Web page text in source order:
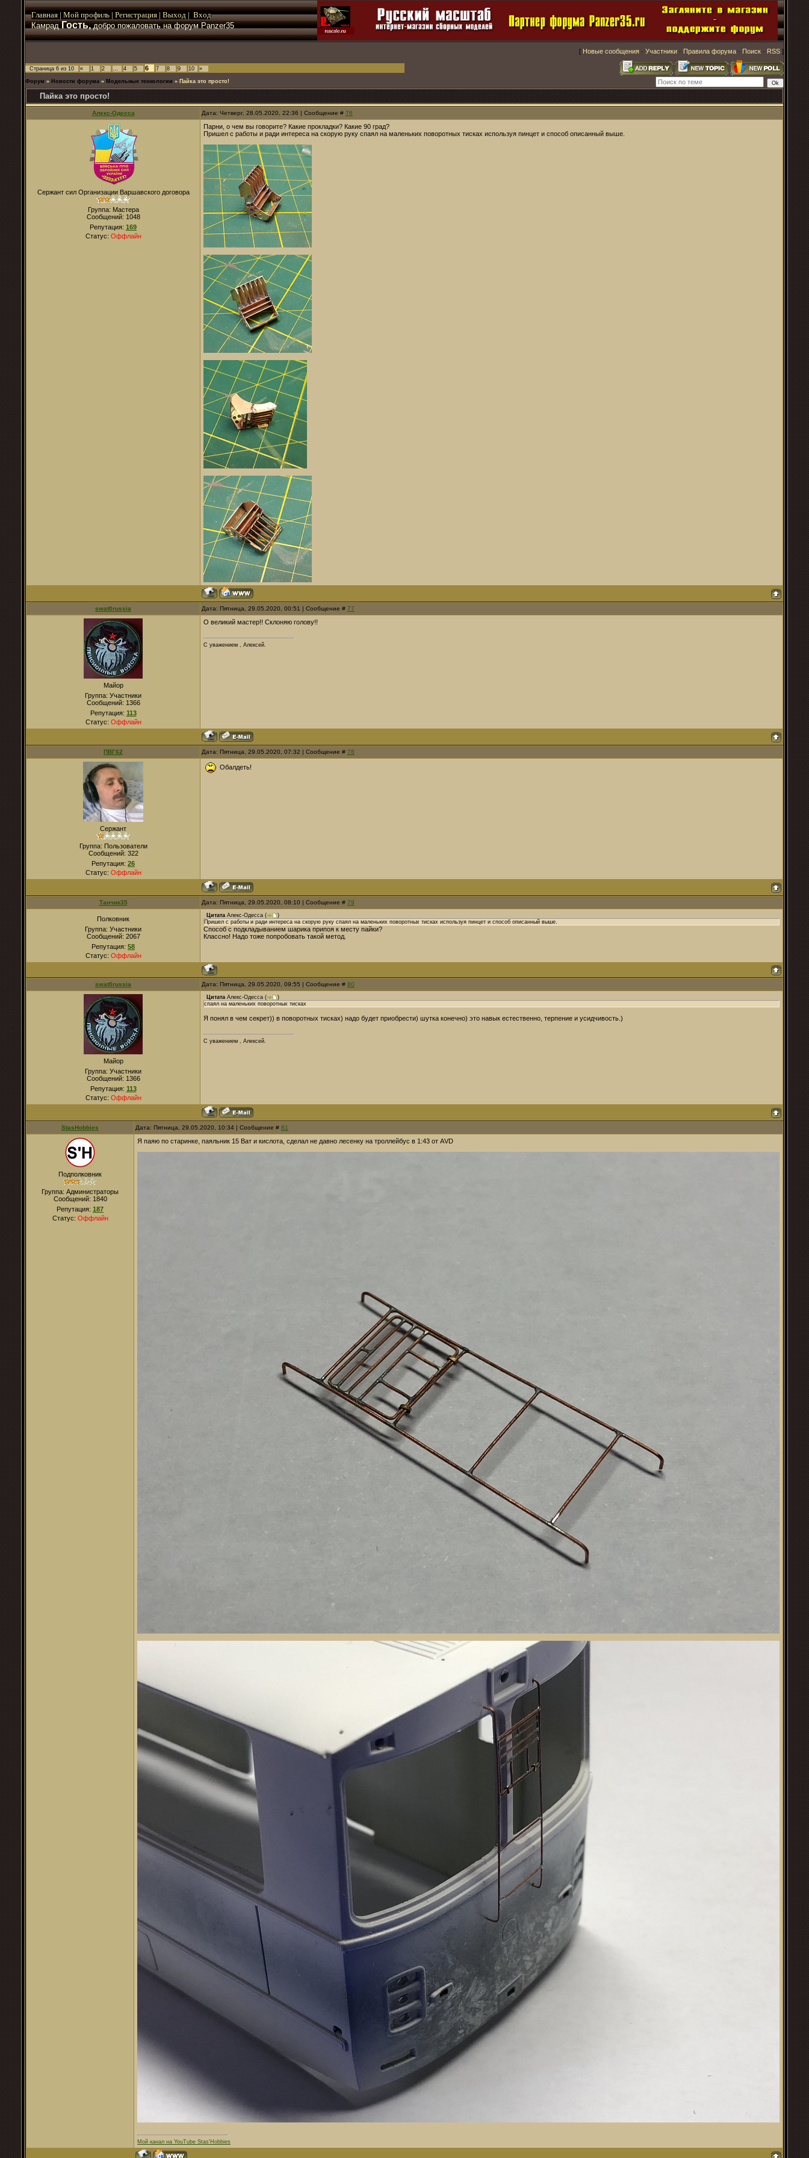
Главная | Мой профиль | Регистрация | Выход | Вход
КамрадГость,добро пожаловать на форум Panzer35
[ Новые сообщения · Участники · Правила форума · Поиск · RSS ]
Страница 6 из 10 « 1 2 … 4 5 6 7 8 9 10 »
Форум » Новости форума » Модельные технологии » Пайка это просто!
Пайка это просто!
Алекс-Одесса Дата: Четверг, 28.05.2020, 22:36 | Сообщение # 76
Сержант сил Организации Варшавского договора
Группа: Мастера
Сообщений: 1048
Репутация: 169
Статус: Оффлайн
Парни, о чем вы говорите? Какие прокладки? Какие 90 град?
Пришел с работы и ради интереса на скорую руку спаял на маленьких поворотных тисках используя пинцет и способ описанный выше.
swat0russia Дата: Пятница, 29.05.2020, 00:51 | Сообщение # 77
Майор
Группа: Участники
Сообщений: 1366
Репутация: 113
Статус: Оффлайн
О великий мастер!! Склоняю голову!!
С уважением , Алексей.
ПВГ62 Дата: Пятница, 29.05.2020, 07:32 | Сообщение # 78
Сержант
Группа: Пользователи
Сообщений: 322
Репутация: 26
Статус: Оффлайн
Обалдеть!
Танчик35 Дата: Пятница, 29.05.2020, 08:10 | Сообщение # 79
Полковник
Группа: Участники
Сообщений: 2067
Репутация: 58
Статус: Оффлайн
Цитата Алекс-Одесса (
)
Пришел с работы и ради интереса на скорую руку спаял на маленьких поворотных тисках используя пинцет и способ описанный выше.
Способ с подкладыванием шарика припоя к месту пайки?
Классно! Надо тоже попробовать такой метод.
swat0russia Дата: Пятница, 29.05.2020, 09:55 | Сообщение # 80
Майор
Группа: Участники
Сообщений: 1366
Репутация: 113
Статус: Оффлайн
Цитата Алекс-Одесса (
)
спаял на маленьких поворотных тисках
Я понял в чем секрет)) в поворотных тисках) надо будет приобрести) шутка конечно) это навык естественно, терпение и усидчивость.)
С уважением , Алексей.
StasHobbies Дата: Пятница, 29.05.2020, 10:34 | Сообщение # 81
Подполковник
Группа: Администраторы
Сообщений: 1840
Репутация: 187
Статус: Оффлайн
Я паяю по старинке, паяльник 15 Ват и кислота, сделал не давно лесенку на троллейбус в 1:43 от АVD
Мой канал на YouTube Stas'Hobbies